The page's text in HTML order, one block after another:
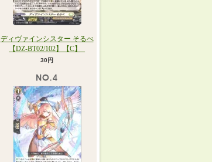
ディヴァインシスター そるべ
【DZ-BT02/102】【C】_
30円